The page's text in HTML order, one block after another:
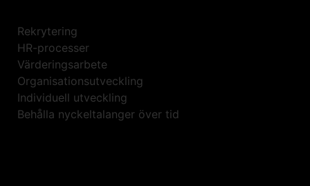
Rekrytering
HR-processer
Värderingsarbete
Organisationsutveckling
Individuell utveckling
Behålla nyckeltalanger över tid